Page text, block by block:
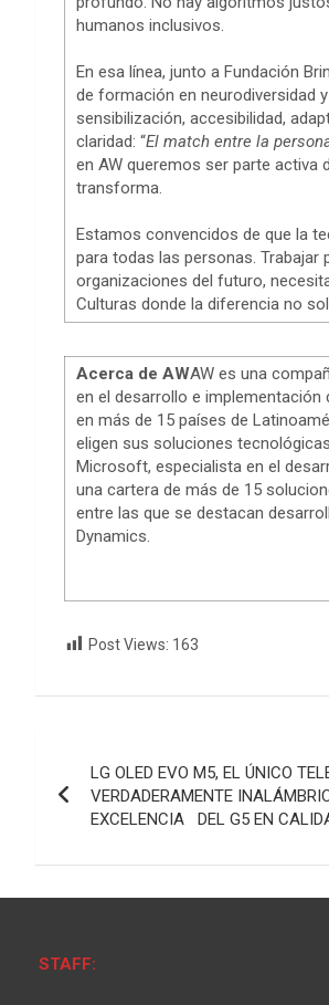
humanos inclusivos.
En esa línea, junto a Fundación
de formación en neurodiversidad
sensibilización, accesibilidad,
claridad: “El match entre la
en AW queremos ser parte activa
transforma.
Estamos convencidos de que la
para todas las personas. Trabajar
organizaciones del futuro,
Culturas donde la diferencia no
Acerca de AWAW es una
en el desarrollo e implementación
en más de 15 países de
eligen sus soluciones
Microsoft, especialista en el
una cartera de más de 15
entre las que se destacan
Dynamics.
Post Views: 163
de
LG OLED EVO M5, EL ÚNICO
VERDADERAMENTE
EXCELENCIA DEL G5 EN
STAFF: